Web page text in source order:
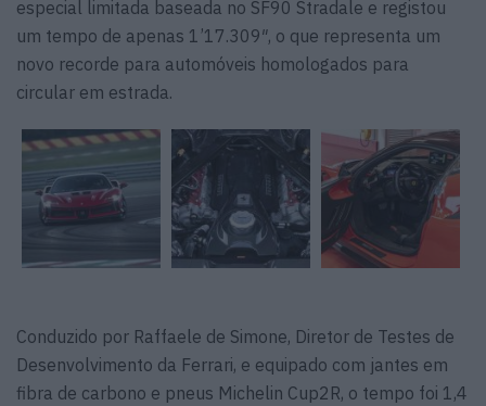
especial limitada baseada no SF90 Stradale e registou
um tempo de apenas 1’17.309″, o que representa um
novo recorde para automóveis homologados para
circular em estrada.
Conduzido por Raffaele de Simone, Diretor de Testes de
Desenvolvimento da Ferrari, e equipado com jantes em
fibra de carbono e pneus Michelin Cup2R, o tempo foi 1,4